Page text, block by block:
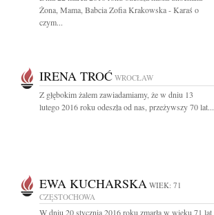
Żona, Mama, Babcia Zofia Krakowska - Karaś o
czym...
IRENA TROĆ WROCŁAW
Z głębokim żalem zawiadamiamy, że w dniu 13
lutego 2016 roku odeszła od nas, przeżywszy 70 lat...
EWA KUCHARSKA WIEK: 71
CZĘSTOCHOWA
W dniu 20 stycznia 2016 roku zmarła w wieku 71 lat